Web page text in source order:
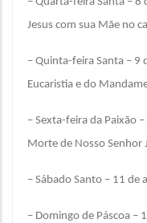
Jesus com sua Mãe no
– Quinta-feira Santa – 9
Eucaristia e do
– Sexta-feira da Paixão
Morte de Nosso Senhor
– Sábado Santo – 11 de
– Domingo de Páscoa –